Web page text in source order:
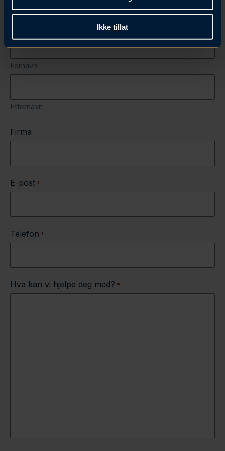
Ikke tillat
Fornavn
Etternavn
Firma
E-post *
Telefon *
Hva kan vi hjelpe deg med? *